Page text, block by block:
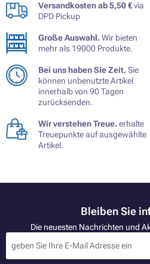
Versandkosten ab 5,50 €via
DPD Pickup
Große Auswahl.Wir bieten
mehr als 19000 Produkte.
Bei uns haben Sie Zeit.Sie
können unbenutzte Artikel
innerhalb von 90 Tagen
zurücksenden.
Wir verstehen Treue.erhalte
Treuepunkte auf ausgewählte
Artikel.
Bleiben Sie
Die neuesten Nachrichten und